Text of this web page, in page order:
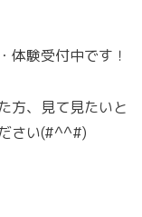
体験受付中です！
方、見て見たいと
さい(#^^#)